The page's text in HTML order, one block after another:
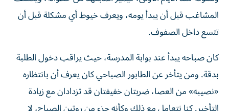
المشاغب قبل أن يبدأ يومه، ويعرف خيوط أي مشكلة قبل أن
تتسع داخل الصفوف.
كان صباحه يبدأ عند بوابة المدرسة، حيث يراقب دخول الطلبة
بدقة. ومن يتأخر عن الطابور الصباحي كان يعرف أن بانتظاره
«نصيبه» من العصا، ضربتان خفيفتان قد تزدادان مع زيادة